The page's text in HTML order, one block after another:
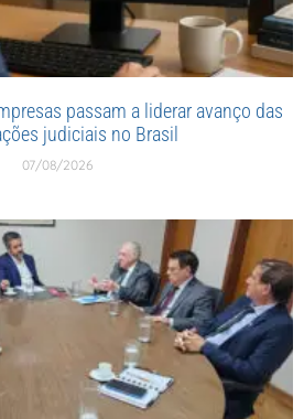
passam a liderar avanço das
judiciais no Brasil
07/08/2026